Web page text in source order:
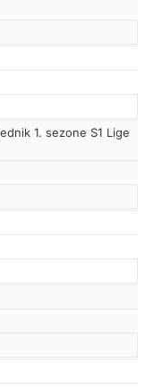
1. sezone S1 Lige